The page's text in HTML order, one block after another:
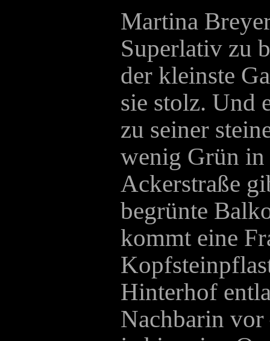
Martina
Superlativ zu
der kleinste
sie stolz. Und
zu seiner
wenig Grün
Ackerstraße
begrünte
kommt eine
Hinterhof
Nachbarin vor